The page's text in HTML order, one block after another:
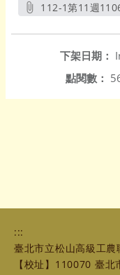
112-1第11週
下架日期：
點閱數：
:::
臺北市立松山高級工農
【校址】110070 臺